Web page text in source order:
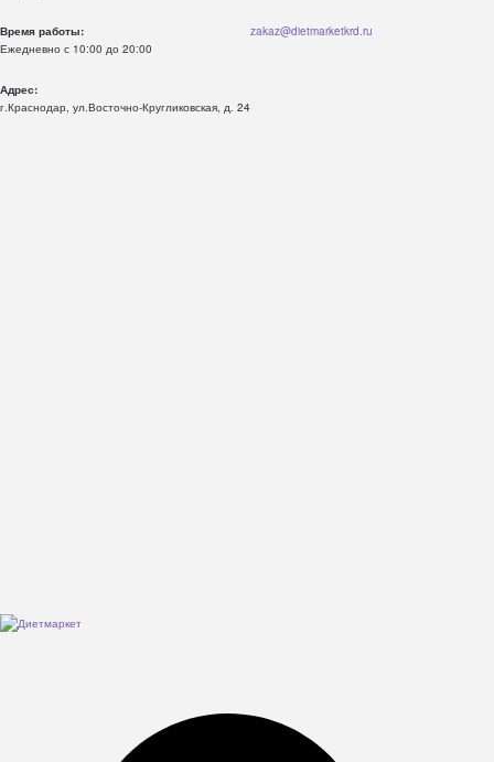
Время работы:
Ежедневно с 10:00 до 20:00
Адрес:
г.Краснодар, ул.Восточно-Кругликовская, д. 24
zakaz@dietmarketkrd.ru